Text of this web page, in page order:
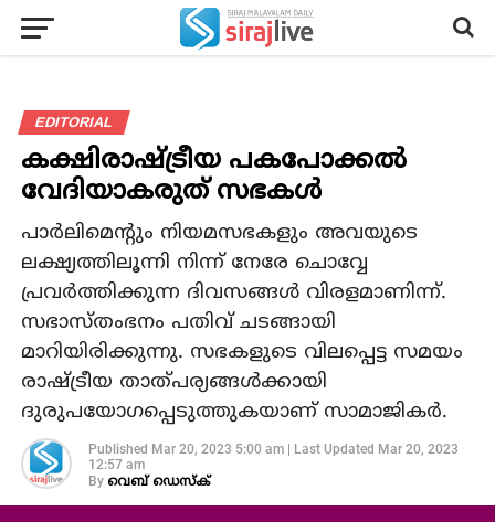
EDITORIAL
കക്ഷിരാഷ്ട്രീയ പകപോക്കല്‍
വേദിയാകരുത് സഭകള്‍
പാര്‍ലിമെന്റും നിയമസഭകളും അവയുടെ
ലക്ഷ്യത്തിലൂന്നി നിന്ന് നേരേ ചൊവ്വേ
പ്രവര്‍ത്തിക്കുന്ന ദിവസങ്ങള്‍ വിരളമാണിന്ന്.
സഭാസ്തംഭനം പതിവ് ചടങ്ങായി
മാറിയിരിക്കുന്നു. സഭകളുടെ വിലപ്പെട്ട സമയം
രാഷ്ട്രീയ താത്പര്യങ്ങള്‍ക്കായി
ദുരുപയോഗപ്പെടുത്തുകയാണ് സാമാജികര്‍.
Published Mar 20, 2023 5:00 am| Last Updated Mar 20, 2023
12:57 am
By വെബ് ഡെസ്‌ക്